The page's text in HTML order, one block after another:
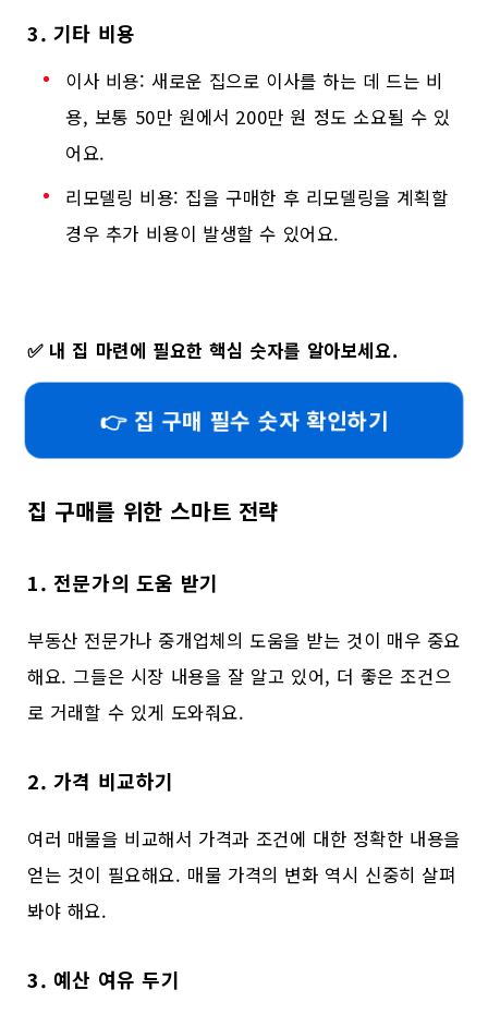
3. 기타 비용
이사 비용: 새로운 집으로 이사를 하는 데 드는 비
용, 보통 50만 원에서 200만 원 정도 소요될 수 있
어요.
리모델링 비용: 집을 구매한 후 리모델링을 계획할
경우 추가 비용이 발생할 수 있어요.
✅ 내 집 마련에 필요한 핵심 숫자를 알아보세요.
👉 집 구매 필수 숫자 확인하기
집 구매를 위한 스마트 전략
1. 전문가의 도움 받기
부동산 전문가나 중개업체의 도움을 받는 것이 매우 중요
해요. 그들은 시장 내용을 잘 알고 있어, 더 좋은 조건으
로 거래할 수 있게 도와줘요.
2. 가격 비교하기
여러 매물을 비교해서 가격과 조건에 대한 정확한 내용을
얻는 것이 필요해요. 매물 가격의 변화 역시 신중히 살펴
봐야 해요.
3. 예산 여유 두기